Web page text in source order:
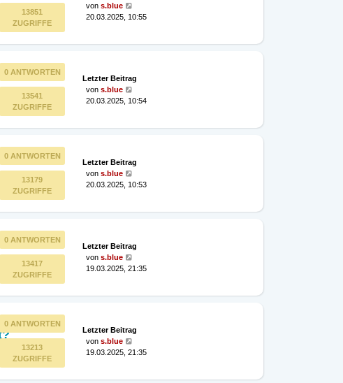
13851
ZUGRIFFE
von s.blue
20.03.2025, 10:55
0 ANTWORTEN
13541
ZUGRIFFE
Letzter Beitrag
von s.blue
20.03.2025, 10:54
0 ANTWORTEN
13179
ZUGRIFFE
Letzter Beitrag
von s.blue
20.03.2025, 10:53
0 ANTWORTEN
13417
ZUGRIFFE
Letzter Beitrag
von s.blue
19.03.2025, 21:35
0 ANTWORTEN
13213
ZUGRIFFE
Letzter Beitrag
von s.blue
19.03.2025, 21:35